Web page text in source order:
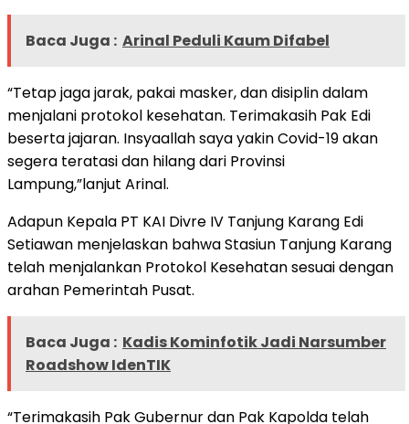
Baca Juga : Arinal Peduli Kaum Difabel
“Tetap jaga jarak, pakai masker, dan disiplin dalam
menjalani protokol kesehatan. Terimakasih Pak Edi
beserta jajaran. Insyaallah saya yakin Covid-19 akan
segera teratasi dan hilang dari Provinsi
Lampung,”lanjut Arinal.
Adapun Kepala PT KAI Divre IV Tanjung Karang Edi
Setiawan menjelaskan bahwa Stasiun Tanjung Karang
telah menjalankan Protokol Kesehatan sesuai dengan
arahan Pemerintah Pusat.
Baca Juga : Kadis Kominfotik Jadi Narsumber
Roadshow IdenTIK
“Terimakasih Pak Gubernur dan Pak Kapolda telah